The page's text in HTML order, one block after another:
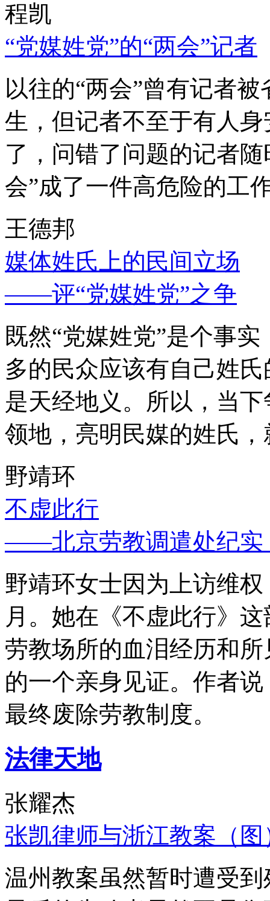
程凯
“党媒姓党”的“两会”记者
以往的“两会”曾有记者
生，但记者不至于有人
了，问错了问题的记者
会”成了一件高危险的工
王德邦
媒体姓氏上的民间立场
——评“党媒姓党”之争
既然“党媒姓党”是个事
多的民众应该有自己姓
是天经地义。所以，当
领地，亮明民媒的姓氏
野靖环
不虚此行
——北京劳教调遣处纪实
野靖环女士因为上访维
月。她在《不虚此行》
劳教场所的血泪经历和
的一个亲身见证。作者
最终废除劳教制度。
法律天地
张耀杰
张凯律师与浙江教案（图
温州教案虽然暂时遭受